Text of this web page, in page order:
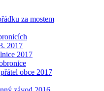
za mostem
2017
2017
obce 2017